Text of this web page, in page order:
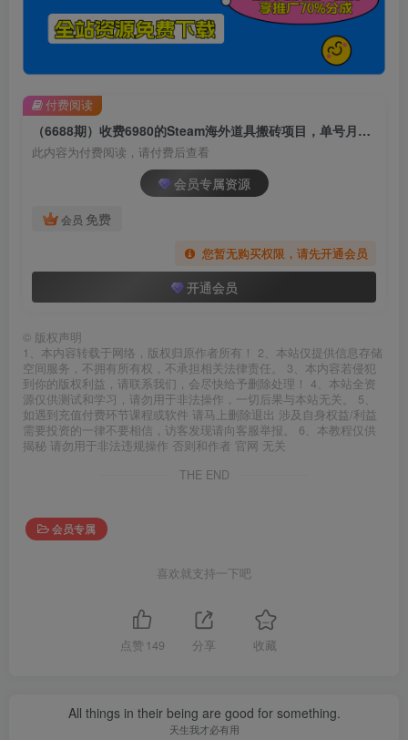
（6688期）收费6980的Steam海外道具搬砖项目，单号月收益5000+全套实操教程
此内容为付费阅读，请付费后查看
会员专属资源
会员 免费
您暂无购买权限，请先开通会员
开通会员
付费阅读
© 版权声明
1、本内容转载于网络，版权归原作者所有！ 2、本站仅提供信息存储
空间服务，不拥有所有权，不承担相关法律责任。 3、本内容若侵犯
到你的版权利益，请联系我们，会尽快给予删除处理！ 4、本站全资
源仅供测试和学习，请勿用于非法操作，一切后果与本站无关。 5、
如遇到充值付费环节课程或软件 请马上删除退出 涉及自身权益/利益
需要投资的一律不要相信，访客发现请向客服举报。 6、本教程仅供
揭秘 请勿用于非法违规操作 否则和作者 官网 无关
THE END
会员专属
喜欢就支持一下吧
点赞 149 分享 收藏
All things in their being are good for something.
天生我才必有用